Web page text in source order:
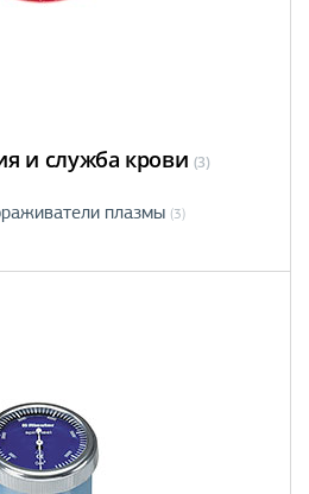
и служба крови (3)
плазмы (3)